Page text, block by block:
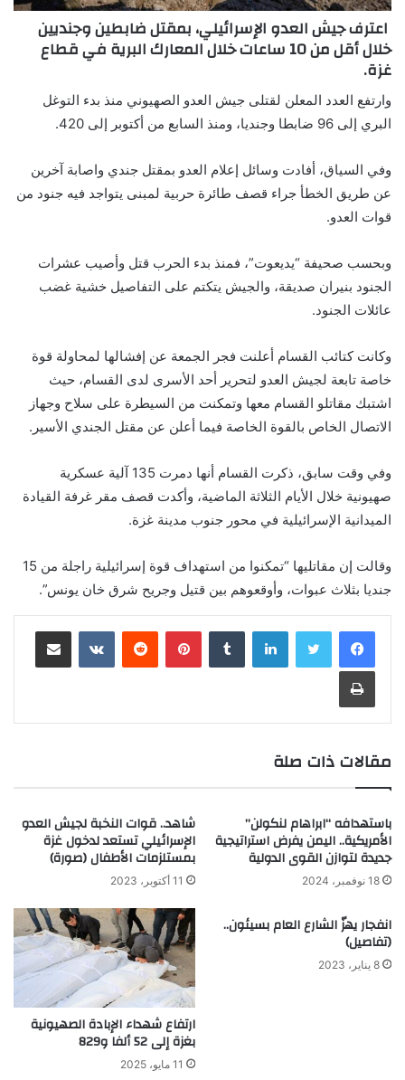
اعترف جيش العدو الإسرائيلي، بمقتل ضابطين وجنديين
خلال أقل من 10 ساعات خلال المعارك البرية في قطاع
غزة.
وارتفع العدد المعلن لقتلى جيش العدو الصهيوني منذ بدء التوغل
البري إلى 96 ضابطا وجنديا، ومنذ السابع من أكتوبر إلى 420.
وفي السياق، أفادت وسائل إعلام العدو بمقتل جندي واصابة آخرين
عن طريق الخطأ جراء قصف طائرة حربية لمبنى يتواجد فيه جنود من
قوات العدو.
وبحسب صحيفة “يديعوت”، فمنذ بدء الحرب قتل وأصيب عشرات
الجنود بنيران صديقة، والجيش يتكتم على التفاصيل خشية غضب
عائلات الجنود.
وكانت كتائب القسام أعلنت فجر الجمعة عن إفشالها لمحاولة قوة
خاصة تابعة لجيش العدو لتحرير أحد الأسرى لدى القسام، حيث
اشتبك مقاتلو القسام معها وتمكنت من السيطرة على سلاح وجهاز
الاتصال الخاص بالقوة الخاصة فيما أعلن عن مقتل الجندي الأسير.
وفي وقت سابق، ذكرت القسام أنها دمرت 135 آلية عسكرية
صهيونية خلال الأيام الثلاثة الماضية، وأكدت قصف مقر غرفة القيادة
الميدانية الإسرائيلية في محور جنوب مدينة غزة.
وقالت إن مقاتليها “تمكنوا من استهداف قوة إسرائيلية راجلة من 15
جنديا بثلاث عبوات، وأوقعوهم بين قتيل وجريح شرق خان يونس”.
لينكدإن بينتيريست
مقالات ذات صلة
باستهدافه “ابراهام لنكولن”
الأمريكية.. اليمن يفرض استراتيجية
جديدة لتوازن القوى الدولية
18 نوفمبر، 2024
شاهد.. قوات النخبة لجيش العدو
الإسرائيلي تستعد لدخول غزة
بمستلزمات الأطفال (صورة)
11 أكتوبر، 2023
انفجار يهزّ الشارع العام بسيئون..
(تفاصيل)
8 يناير، 2023
ارتفاع شهداء الإبادة الصهيونية
بغزة إلى 52 ألفا و829
11 مايو، 2025